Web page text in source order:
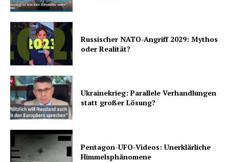
Russischer NATO-Angriff 2029: Mythos
oder Realität?
Ukrainekrieg: Parallele Verhandlungen
statt großer Lösung?
Pentagon-UFO-Videos: Unerklärliche
Himmelsphänomene